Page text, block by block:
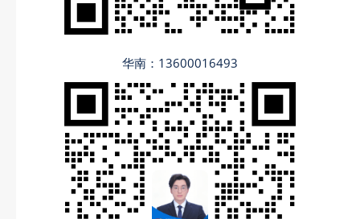
华南：13600016493